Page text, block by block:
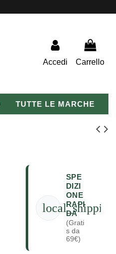
Accedi Carrello
TUTTE LE MARCHE
local_shipping
SPE
DIZI
ONE
RAPI
DA
(Grati
s da
69€)